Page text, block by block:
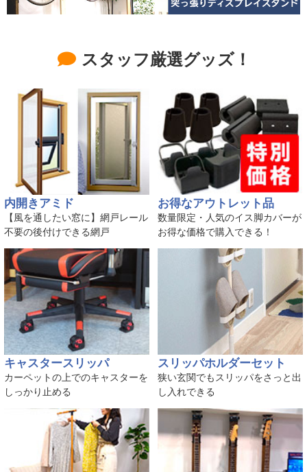
スタッフ厳選グッズ！
内開きアミド
【風を通したい窓に】網戸レール
不要の後付けできる網戸
お得なアウトレット品
数量限定・人気のイス脚カバーが
お得な価格で購入できる！
キャスタースリッパ
カーペットの上でのキャスターを
しっかり止める
スリッパホルダーセット
狭い玄関でもスリッパをさっと出
し入れできる